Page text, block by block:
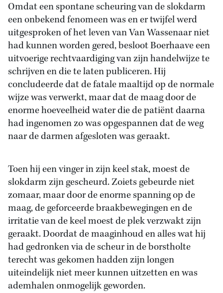
Omdat een spontane scheuring van de slokdarm
een onbekend fenomeen was en er twijfel werd
uitgesproken of het leven van Van Wassenaar niet
had kunnen worden gered, besloot Boerhaave een
uitvoerige rechtvaardiging van zijn handelwijze te
schrijven en die te laten publiceren. Hij
concludeerde dat de fatale maaltijd op de normale
wijze was verwerkt, maar dat de maag door de
enorme hoeveelheid water die de patiënt daarna
had ingenomen zo was opgespannen dat de weg
naar de darmen afgesloten was geraakt.
Toen hij een vinger in zijn keel stak, moest de
slokdarm zijn gescheurd. Zoiets gebeurde niet
zomaar, maar door de enorme spanning op de
maag, de geforceerde braakbewegingen en de
irritatie van de keel moest de plek verzwakt zijn
geraakt. Doordat de maaginhoud en alles wat hij
had gedronken via de scheur in de borstholte
terecht was gekomen hadden zijn longen
uiteindelijk niet meer kunnen uitzetten en was
ademhalen onmogelijk geworden.